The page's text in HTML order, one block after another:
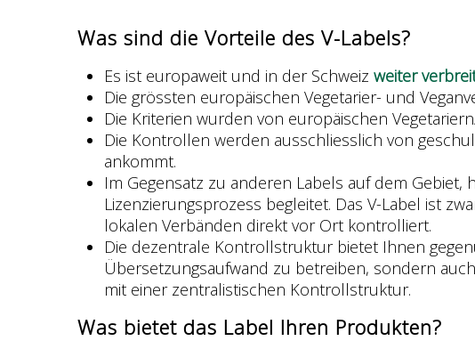
Was sind die Vorteile des V-Labels?
Es ist europaweit und in der Schweiz weiter
Die grössten europäischen Vegetarier- und
Die Kriterien wurden von europäischen
Die Kontrollen werden ausschliesslich von
ankommt.
Im Gegensatz zu anderen Labels auf dem
Lizenzierungsprozess begleitet. Das V-Label ist
lokalen Verbänden direkt vor Ort kontrolliert.
Die dezentrale Kontrollstruktur bietet Ihnen
Übersetzungsaufwand zu betreiben, sondern
mit einer zentralistischen Kontrollstruktur.
Was bietet das Label Ihren Produkten?